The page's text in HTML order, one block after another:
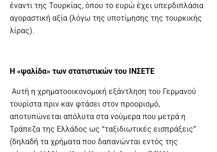
έναντι της Τουρκίας, όπου το ευρώ έχει υπερδιπλάσια
αγοραστική αξία (λόγω της υποτίμησης της τουρκικής
λίρας).
Η «ψαλίδα» των στατιστικών του ΙΝΣΕΤΕ
Αυτή η χρηματοοικονομική εξάντληση του Γερμανού
τουρίστα πριν καν φτάσει στον προορισμό,
αποτυπώνεται απόλυτα στα νούμερα που μετρά η
Τράπεζα της Ελλάδος ως “ταξιδιωτικές εισπράξεις”
(δηλαδή τα χρήματα που δαπανώνται εντός της